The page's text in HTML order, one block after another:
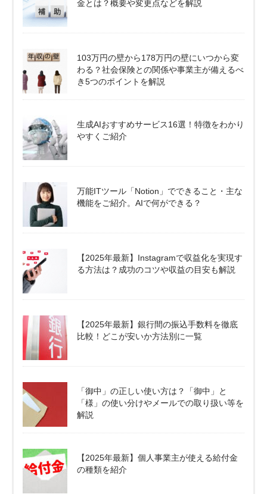
金とは？概要や変更点などを解説
103万円の壁から178万円の壁にいつから変
わる？社会保険との関係や事業主が備えるべ
き5つのポイントを解説
生成AIおすすめサービス16選！特徴をわかり
やすくご紹介
万能ITツール「Notion」でできること・主な
機能をご紹介。AIで何ができる？
【2025年最新】Instagramで収益化を実現す
る方法は？成功のコツや収益の目安も解説
【2025年最新】銀行間の振込手数料を徹底
比較！どこが安いか方法別に一覧
「御中」の正しい使い方は？「御中」と
「様」の使い分けやメールでの取り扱い等を
解説
【2025年最新】個人事業主が使える給付金
の種類を紹介